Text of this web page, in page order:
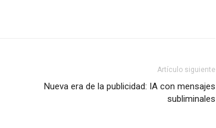
Artículo siguiente
Nueva era de la publicidad: IA con mensajes
subliminales